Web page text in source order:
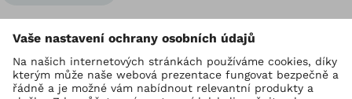
Držitelem autorských práv je Ottobock
Nastavení ochrany osobních údajů